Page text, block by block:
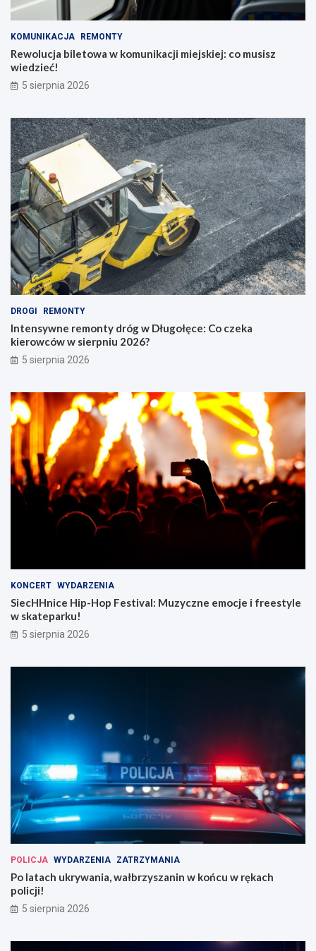
KOMUNIKACJA REMONTY
Rewolucja biletowa w komunikacji miejskiej: co musisz
wiedzieć!
5 sierpnia 2026
DROGI REMONTY
Intensywne remonty dróg w Długołęce: Co czeka
kierowców w sierpniu 2026?
5 sierpnia 2026
KONCERT WYDARZENIA
SiecHHnice Hip-Hop Festival: Muzyczne emocje i freestyle
w skateparku!
5 sierpnia 2026
POLICJA WYDARZENIA ZATRZYMANIA
Po latach ukrywania, wałbrzyszanin w końcu w rękach
policji!
5 sierpnia 2026